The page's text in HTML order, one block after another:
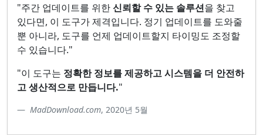
"주간 업데이트를 위한신뢰할 수 있는 솔루션을 찾고
있다면, 이 도구가 제격입니다. 정기 업데이트를 도와줄
뿐 아니라, 도구를 언제 업데이트할지 타이밍도 조정할
수 있습니다."
"이 도구는 정확한 정보를 제공하고 시스템을 더 안전하
고 생산적으로 만듭니다."
MadDownload.com, 2020년 5월